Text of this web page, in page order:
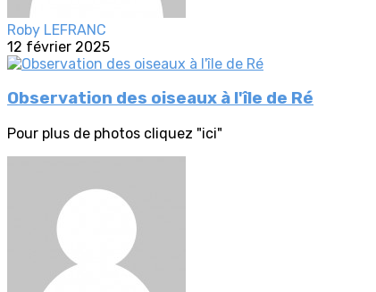
Roby LEFRANC
12 février 2025
Observation des oiseaux à l'île de Ré
Pour plus de photos cliquez "ici"